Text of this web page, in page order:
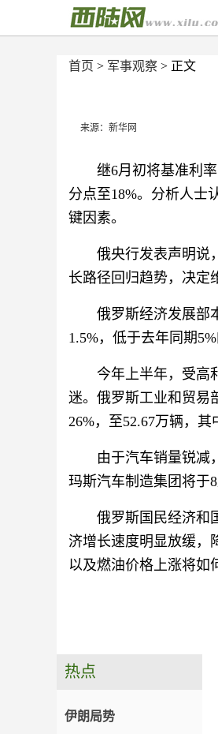
首页 > 军事观察 > 正文
来源：新华网
继6月初将基准利
分点至18%。分析人士
键因素。
俄央行发表声明说
长路径回归趋势，决定
俄罗斯经济发展部
1.5%，低于去年同期
今年上半年，受高
迷。俄罗斯工业和贸易
26%，至52.67万辆，其
由于汽车销量锐减
玛斯汽车制造集团将于
俄罗斯国民经济和
济增长速度明显放缓，
以及燃油价格上涨将如
热点
伊朗局势